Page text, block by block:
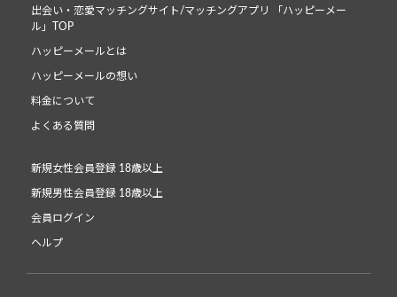
出会い・恋愛マッチングサイト/マッチングアプリ 「ハッピーメー
ル」TOP
ハッピーメールとは
ハッピーメールの想い
料金について
よくある質問
新規女性会員登録 18歳以上
新規男性会員登録 18歳以上
会員ログイン
ヘルプ